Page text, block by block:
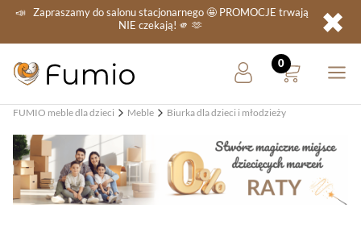
📣 Zapraszamy do salonu stacjonarnego🤩 PROMOCJE trwają
NIE czekają! 🫵 🫶 ✖
FUMIO meble dla dzieci Meble Biurka dla dzieci i młodzieży